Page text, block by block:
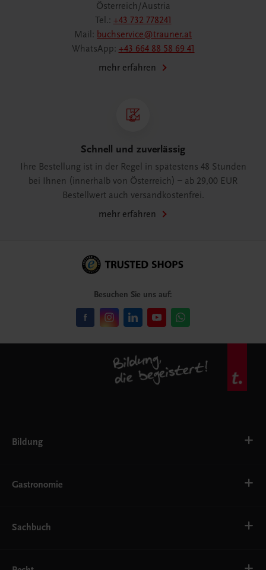
Österreich/Austria
Tel.: +43 732 778241
Mail: buchservice@trauner.at
WhatsApp: +43 664 88 58 69 41
mehr erfahren
Schnell und zuverlässig
Ihre Bestellung ist in der Regel in spätestens 48 Stunden
bei Ihnen (innerhalb von Österreich) – ab 29,00 EUR
Bestellwert auch versandkostenfrei.
mehr erfahren
Besuchen Sie uns auf:
Bildung
AHS
EWF/ZWF
FW
Gastronomie
Getränke
Service
Sachbuch